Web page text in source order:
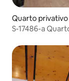
Quarto privativo
S-17486-a